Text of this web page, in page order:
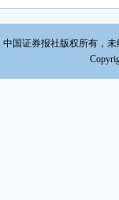
中国证券报社版权所有，未